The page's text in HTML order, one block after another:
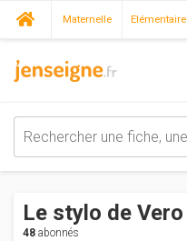
Maternelle Elémentaire
Le stylo de Vero
48 abonnés